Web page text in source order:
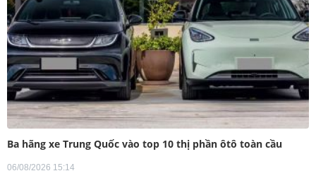
Ba hãng xe Trung Quốc vào top 10 thị phần ôtô toàn cầu
06/08/2026 15:14